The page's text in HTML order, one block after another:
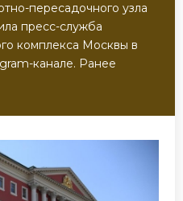
пересадочного узла
пресс-служба
комплекса Москвы в
канале. Ранее